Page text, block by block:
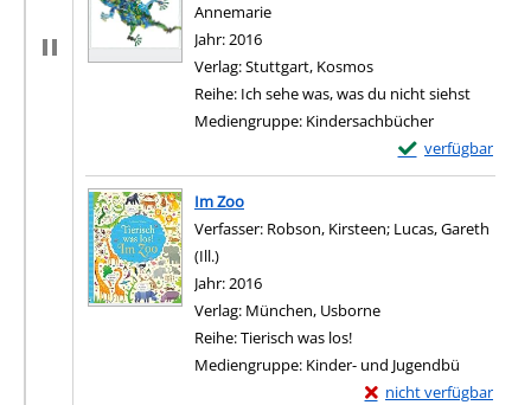
Annemarie
Jahr:2016
Verlag:Stuttgart, Kosmos
Reihe: Ich sehe was, was du nicht siehst
Mediengruppe: Kindersachbücher
verfügbar
Exemplar-
Zum Download
Im Zoo
Verfasser: Robson, Kirsteen; Lucas, Gareth
(Ill.)
Jahr:2016
Verlag: München, Usborne
Reihe:Tierisch was los!
Mediengruppe: Kinder- und Jugendbü
nicht verfügbar
Exemplar-Details von